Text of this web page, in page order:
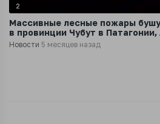
2
Массивные лесные пожары
в провинции Чубут в Патагонии,
Новости 5 месяцев назад